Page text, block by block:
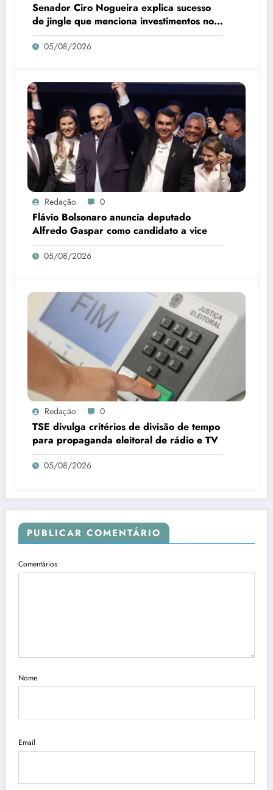
Senador Ciro Nogueira explica sucesso
de jingle que menciona investimentos no
Piauí
05/08/2026
Redação 0
Flávio Bolsonaro anuncia deputado
Alfredo Gaspar como candidato a vice
05/08/2026
Redação 0
TSE divulga critérios de divisão de tempo
para propaganda eleitoral de rádio e TV
05/08/2026
PUBLICAR COMENTÁRIO
Comentários
Nome
Email